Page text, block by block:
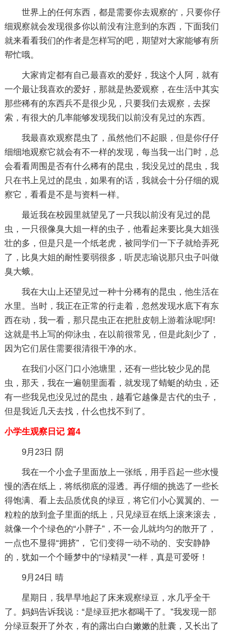
世界上的任何东西，都是需要你去观察的'，只要你仔
细观察就会发现很多你以前没有注意到的东西，下面我们
就来看看我们的作者是怎样写的吧，期望对大家能够有所
帮忙哦。
大家肯定都有自己最喜欢的爱好，我这个人阿，就有
一个最让我喜欢的爱好，那就是热爱观察，在生活中其实
那些稀有的东西兵不是很少见，只要我们去观察，去探
索，有很大的几率能够发现我们以前没有见过的东西。
我最喜欢观察昆虫了，虽然他们不起眼，但是你仔仔
细细地观察它就会有不一样的发现，每当我一出门时，总
会看看周围是否有什么稀有的昆虫，我没见过的昆虫，我
只在书上见过的昆虫，如果有的话，我就会十分仔细的观
察它，看看是不是与资料一样。
最近我在校园里就望见了一只我以前没有见过的昆
虫，一只很像臭大姐一样的虫子，他看起来要比臭大姐强
壮的多，但是只是一个纸老虎，被同学们一下子就给弄死
了，比臭大姐的耐性要弱很多，听昃志瑜说那只虫子叫做
臭大蛾。
我在大山上还望见过一种十分稀有的昆虫，他生活在
水里。当时，我正在正常的行走着，忽然发现水底下有东
西在动，我一看，那只昆虫正在把肚皮朝上游着泳呢!阿!
这就是书上写的仰泳虫，在以前很常见，但是此刻少了，
因为它们居住需要很清很干净的水。
在我们小区门口小池塘里，还有一些比较少见的昆
虫，那天，我在一遍朝里面看，就发现了蜻蜓的幼虫，还
有一些我见也没见过的昆虫，越看它越像是古代的虫子，
但是我近几天去找，什么也找不到了。
小学生观察日记 篇4
9月23日 阴
我在一个小盒子里面放上一张纸，用手舀起一些水慢
慢的洒在纸上，将纸彻底的湿透。再仔细的挑选了一些长
得饱满、看上去品质优良的绿豆，将它们小心翼翼的、一
粒粒的放到盒子里面的纸上，只见绿豆在纸上滚来滚去，
就像一个个绿色的“小胖子”，不一会儿就均匀的散开了，
一点也不显得“拥挤”， 它们变得一动不动的、安安静静
的，犹如一个个睡梦中的“绿精灵”一样，真是可爱呀！
9月24日 晴
星期日，我早早地起了床来观察绿豆，水几乎全干
了。妈妈告诉我说：“是绿豆把水都喝干了。”我发现一部
分绿豆裂开了外衣，有的露出白白嫩嫩的肚囊，又长出了